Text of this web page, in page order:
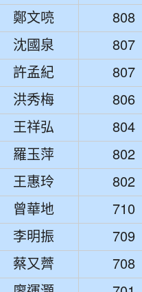
鄭文喨
808
沈國泉
807
許孟紀
807
洪秀梅
806
王祥弘
804
羅玉萍
802
王惠玲
802
曾華地
710
李明振
709
蔡又薺
708